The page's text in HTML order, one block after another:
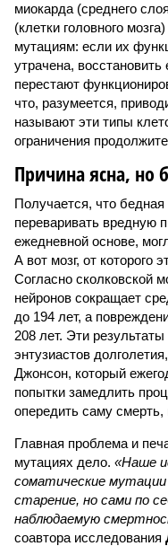
миокарда (среднего
(клетки головного
мутациям: если их
утрачена,
перестают
что, разумеется,
называют эти типы
ограничения
Причина ясна, но
Получается, что
переваривать вредную
ежедневной основе,
А вот мозг, от которого
Согласно сколковской
нейронов сокращает
до 194 лет, а
208 лет. Эти
энтузиастов
Джонсон, который
попытки замедлить
опередить саму
Главная проблема и
мутациях дело. «Наше
соматические
старение, но сами по
наблюдаемую
соавтора исследования